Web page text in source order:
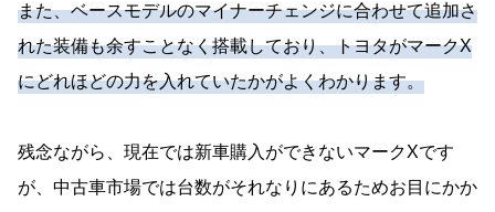
また、ベースモデルのマイナーチェンジに合わせて追加さ
れた装備も余すことなく搭載しており、トヨタがマークX
にどれほどの力を入れていたかがよくわかります。
残念ながら、現在では新車購入ができないマークXです
が、中古車市場では台数がそれなりにあるためお目にかか